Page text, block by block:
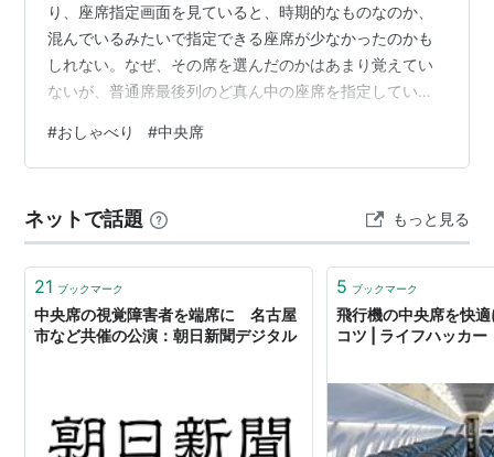
り、座席指定画面を見ていると、時期的なものなのか、
混んでいるみたいで指定できる座席が少なかったのかも
しれない。なぜ、その席を選んだのかはあまり覚えてい
ないが、普通席最後列のど真ん中の座席を指定してい
っている。 この記事でもふれたように、機体の曲線に合
わせて、機体後方では座席のアルファベット列が機体中
それに該当しており、45列目までは3+3+3の9列だが、
46,47列目は2+3+2の7列。そして、48列目は中央DFGの
みで3列。 …
#おしゃべり #中央席
ネットで話題 もっと見る
21 ブックマーク
中央席の視覚障害者を端席に 名古屋
市など共催の公演：朝日新聞デジタル
5 ブックマーク
飛行機の中央席を快
コツ | ライフハッカー